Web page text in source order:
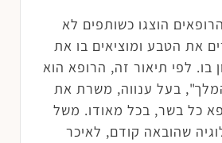
הוצגו כשותפים לא
את הטבע ומוציאים בו את
בו. לפי תיאור זה, הרופא הוא
בעל ענווה, משרת את
כל בשר, בכל מאודו. משל
שהובאה קודם, לאיכר